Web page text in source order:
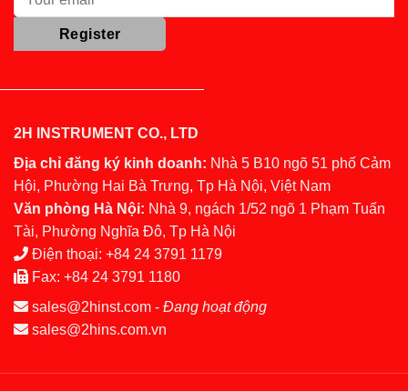
2H INSTRUMENT CO., LTD
Địa chỉ đăng ký kinh doanh: Nhà 5 B10 ngõ 51 phố Cảm
Hội, Phường Hai Bà Trưng, Tp Hà Nội, Việt Nam
Văn phòng Hà Nội: Nhà 9, ngách 1/52 ngõ 1 Phạm Tuấn
Tài, Phường Nghĩa Đô, Tp Hà Nội
Điện thoại: +84 24 3791 1179
Fax: +84 24 3791 1180
sales@2hinst.com - Đang hoạt động
sales@2hins.com.vn